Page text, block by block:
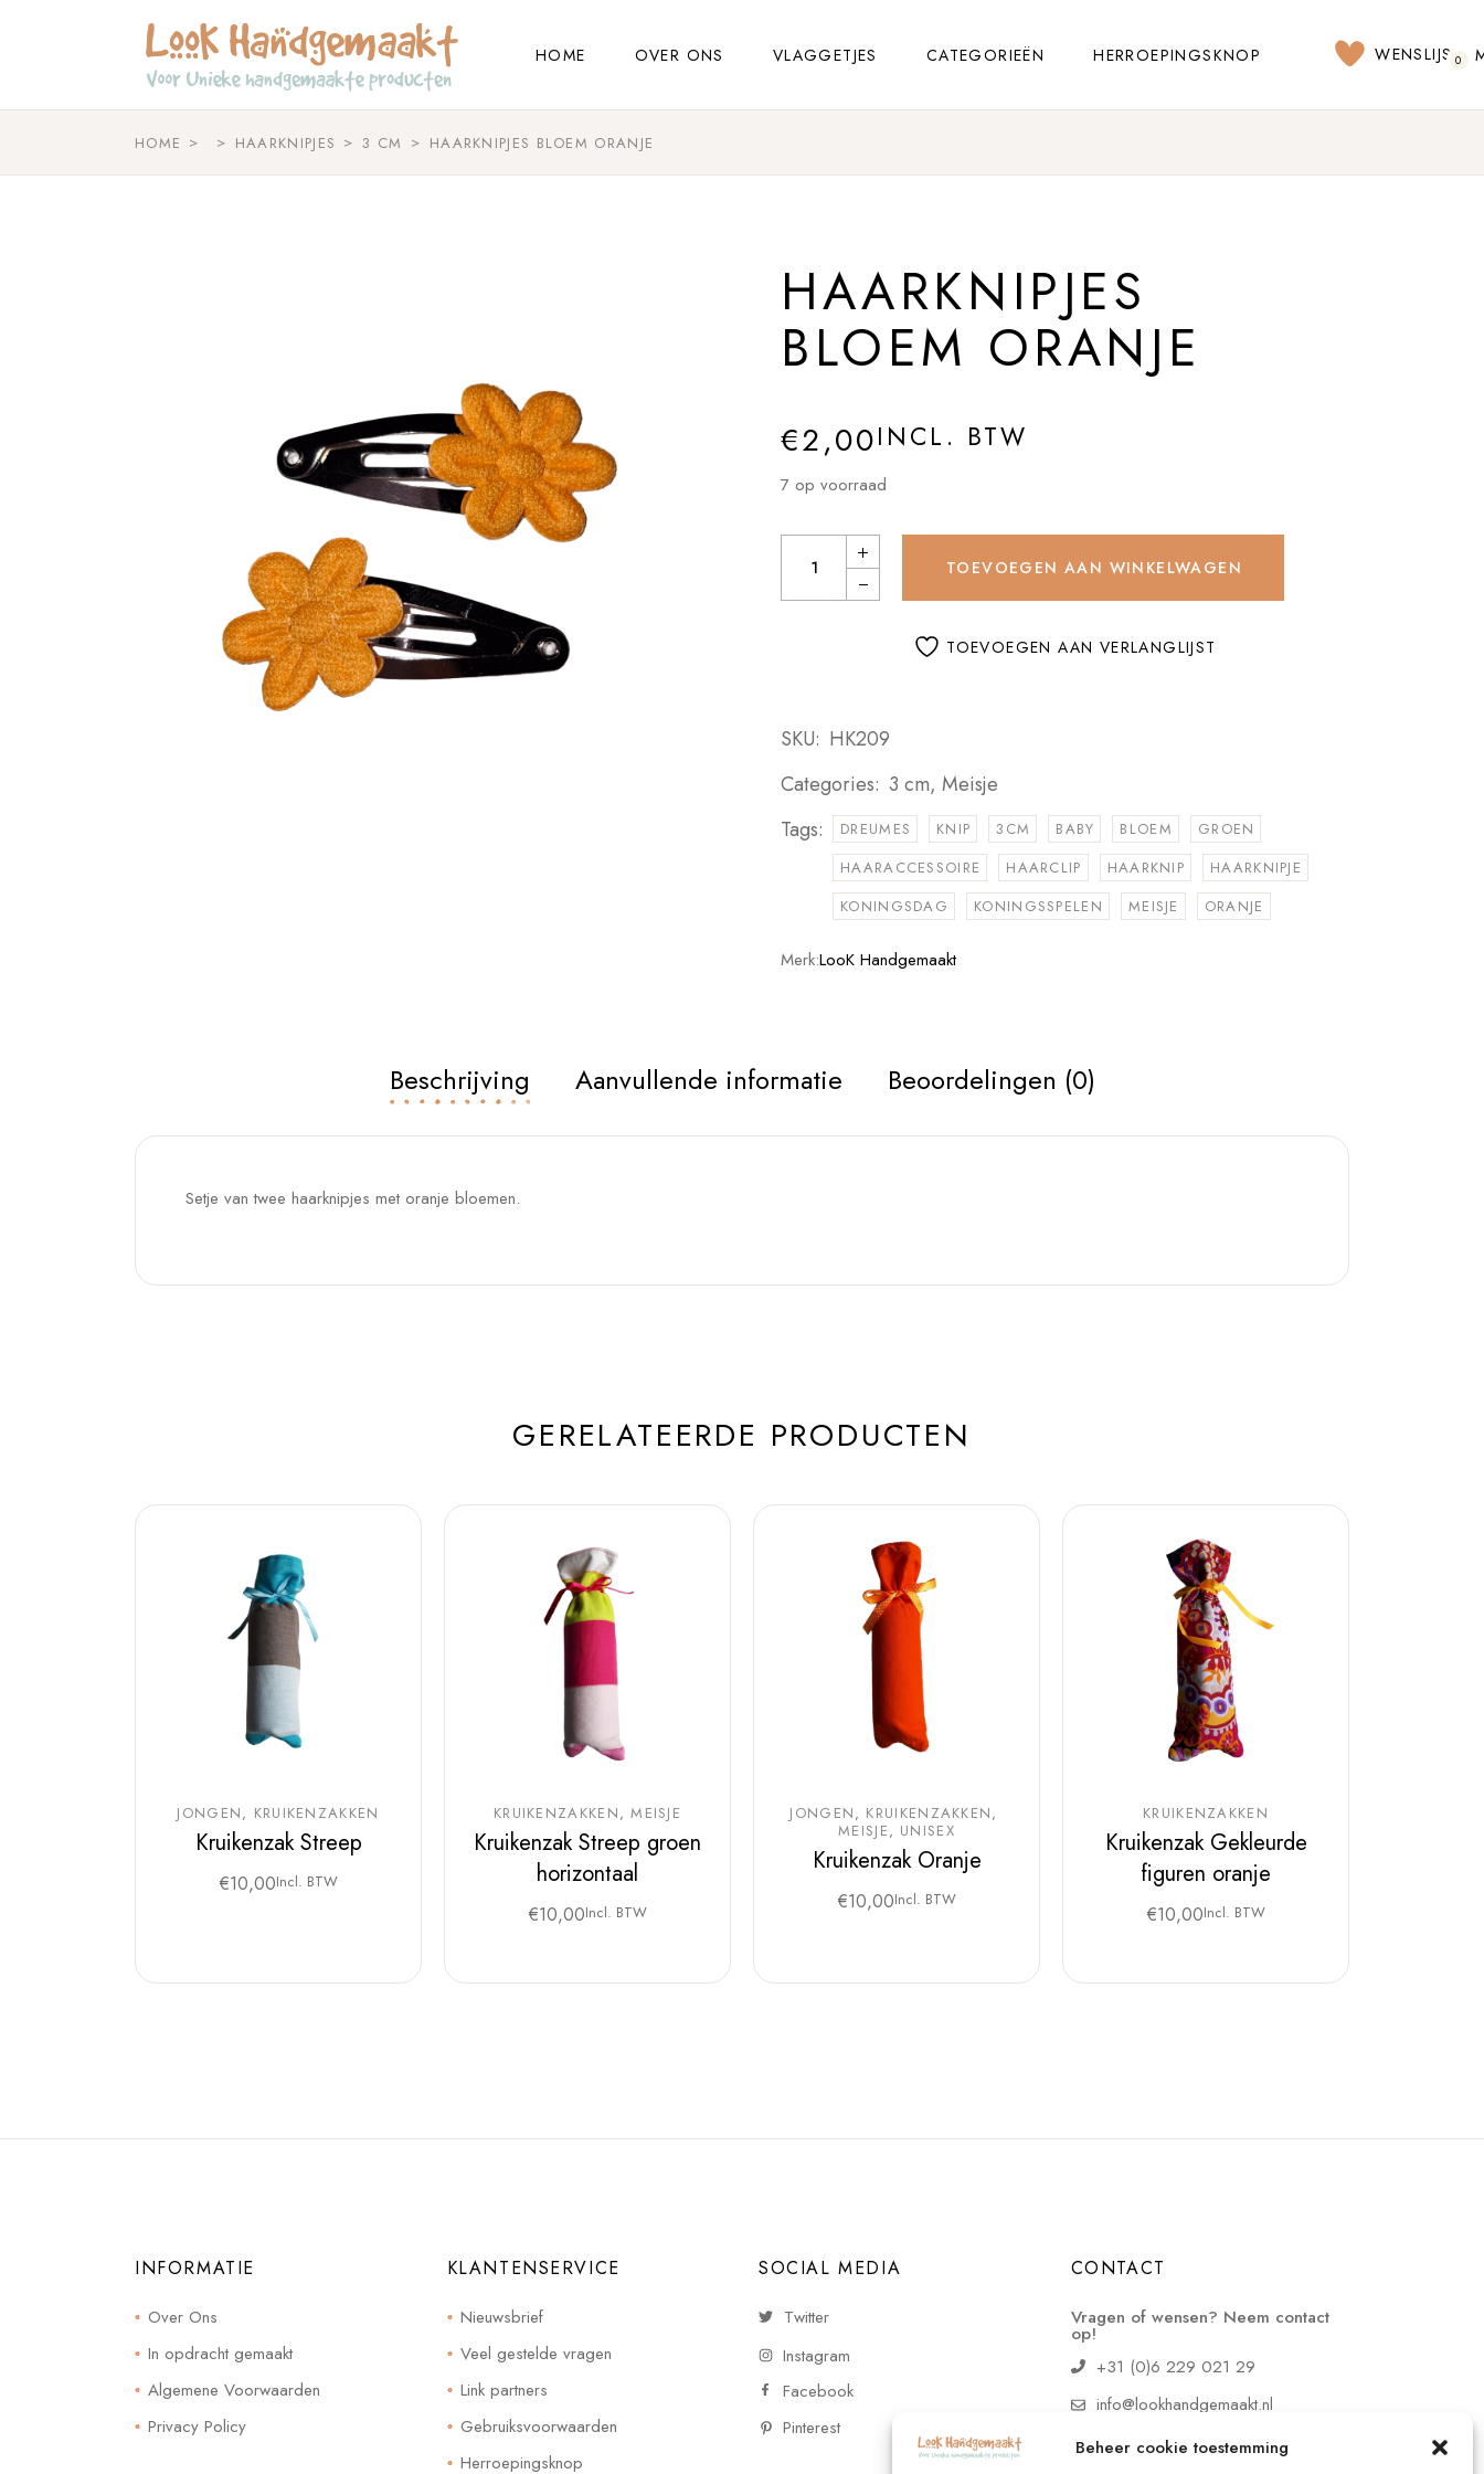
Beheer cookie toestemming
HOME OVER ONS VLAGGETJES CATEGORIEËN HERROEPINGSKNOP WENSLIJST
0
HOME HAARKNIPJES 3 CM HAARKNIPJES BLOEM ORANJE
HAARKNIPJES
BLOEM ORANJE
€2,00INCL. BTW
7 op voorraad
Haarknipjes Bloem Oranje quantity
TOEVOEGEN AAN WINKELWAGEN
TOEVOEGEN AAN VERLANGLIJST
SKU: HK209
Categories: 3 cm, Meisje
Tags:
DREUMES KNIP 3CM BABY BLOEM
GROEN
HAARACCESSOIRE
HAARCLIP HAARKNIP
HAARKNIPJE
KONINGSDAG
KONINGSSPELEN MEISJE ORANJE
Merk:LooK Handgemaakt
Beschrijving Aanvullende informatie Beoordelingen (0)
Setje van twee haarknipjes met oranje bloemen.
GERELATEERDE PRODUCTEN
JONGEN KRUIKENZAKKEN
Kruikenzak Streep
€10,00Incl. BTW
KRUIKENZAKKEN MEISJE
Kruikenzak Streep groen
horizontaal
€10,00Incl. BTW
JONGEN
KRUIKENZAKKEN
MEISJE
UNISEX
Kruikenzak Oranje
€10,00Incl. BTW
KRUIKENZAKKEN
Kruikenzak Gekleurde
figuren oranje
€10,00Incl. BTW
INFORMATIE
Over Ons
In opdracht gemaakt
Algemene Voorwaarden
Privacy Policy
KLANTENSERVICE
Nieuwsbrief
Veel gestelde vragen
Link partners
Gebruiksvoorwaarden
Herroepingsknop
SOCIAL MEDIA
Twitter
Instagram
Facebook
Pinterest
CONTACT
Vragen of wensen? Neem contact
op!
+31 (0)6 229 021 29
info@lookhandgemaakt.nl